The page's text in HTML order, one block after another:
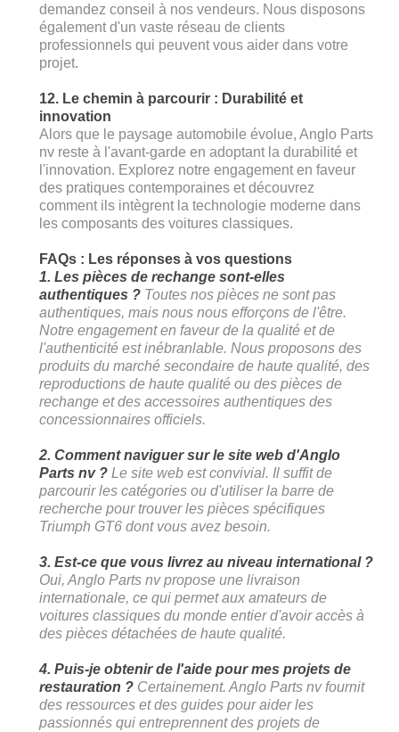
demandez conseil à nos vendeurs. Nous disposons
également d'un vaste réseau de clients
professionnels qui peuvent vous aider dans votre
projet.
12. Le chemin à parcourir : Durabilité et
innovation
Alors que le paysage automobile évolue, Anglo Parts
nv reste à l'avant-garde en adoptant la durabilité et
l'innovation. Explorez notre engagement en faveur
des pratiques contemporaines et découvrez
comment ils intègrent la technologie moderne dans
les composants des voitures classiques.
FAQs : Les réponses à vos questions
1. Les pièces de rechange sont-elles
authentiques ? Toutes nos pièces ne sont pas
authentiques, mais nous nous efforçons de l'être.
Notre engagement en faveur de la qualité et de
l'authenticité est inébranlable. Nous proposons des
produits du marché secondaire de haute qualité, des
reproductions de haute qualité ou des pièces de
rechange et des accessoires authentiques des
concessionnaires officiels.
2. Comment naviguer sur le site web d'Anglo
Parts nv ? Le site web est convivial. Il suffit de
parcourir les catégories ou d'utiliser la barre de
recherche pour trouver les pièces spécifiques
Triumph GT6 dont vous avez besoin.
3. Est-ce que vous livrez au niveau international ?
Oui, Anglo Parts nv propose une livraison
internationale, ce qui permet aux amateurs de
voitures classiques du monde entier d'avoir accès à
des pièces détachées de haute qualité.
4. Puis-je obtenir de l'aide pour mes projets de
restauration ? Certainement. Anglo Parts nv fournit
des ressources et des guides pour aider les
passionnés qui entreprennent des projets de